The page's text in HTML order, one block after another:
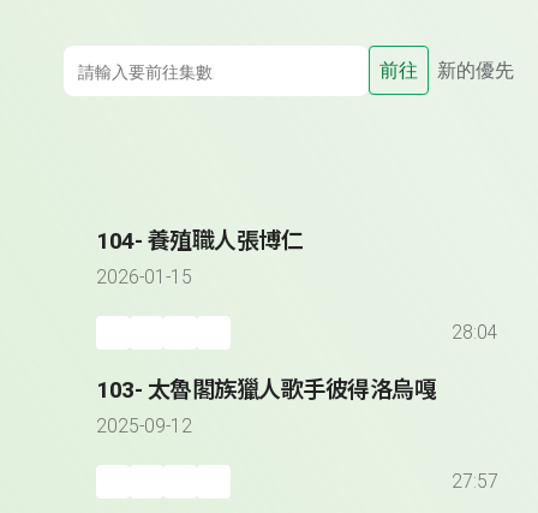
前往 新的優先
104- 養殖職人張博仁
2026-01-15
28:04
103- 太魯閣族獵人歌手彼得洛烏嘎
2025-09-12
27:57